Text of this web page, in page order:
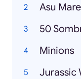
Asu
50
Minions
Jurassic